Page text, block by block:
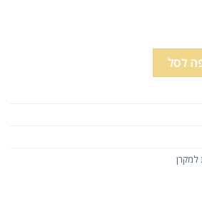
לסל
למקרן